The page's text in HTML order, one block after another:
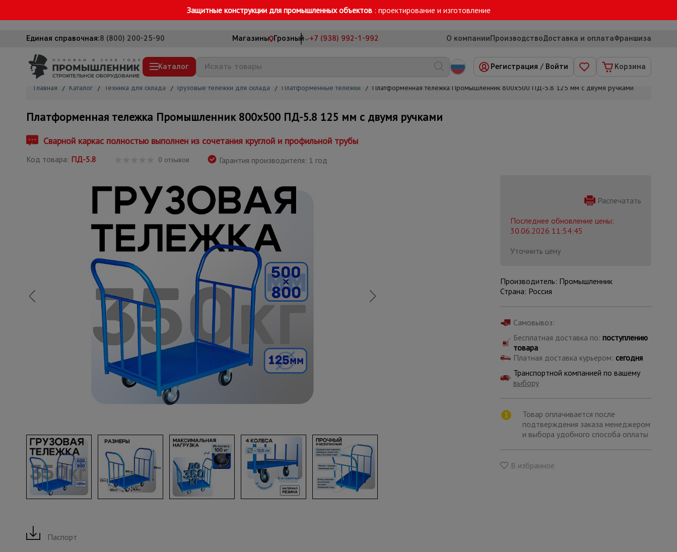
Защитные конструкции для промышленных объектов : проектирование и изготовление
Единая справочная:8 (800) 200-25-90 Магазины Грозный +7 (938) 992-1-992 О компанииПроизводствоДоставка и оплатаФраншиза
Каталог
Вышки-туры
Сетка, тенты, брезенты
Грузоподъемное оборудование
Мусоропровод строительный
Фанера ламинированная
Опалубка
Вибротехника для строительства
Оборудование для работы с арматурой
Оборудование для бетонных работ
Техника для склада
Тачки строительные и садовые
Лестницы и стремянки
Штукатурные комплекты
Сварочные аппараты
товаров
Регистрация / Войти Корзина
Главная / Каталог / Техника для склада / Грузовые тележки для склада / Платформенные тележки / Платформенная тележка Промышленник 800х500 ПД-5.8 125 мм с двумя ручками
Платформенная тележка Промышленник 800х500 ПД-5.8 125 мм с двумя ручками
Сварной каркас полностью выполнен из сочетания круглой и профильной трубы
Код товара: ПД-5.8 0 отзывов Гарантия производителя: 1 год
Распечатать
Последнее обновление цены:
30.06.2026 11:54:45
Уточнить цену
Производитель: Промышленник
Страна: Россия
Самовывоз:
Бесплатная доставка по: поступлению
товара
Платная доставка курьером: сегодня
Транспортной компанией по вашему
выбору
Товар оплачивается после
подтверждения заказа менеджером
и выбора удобного способа оплаты
В избранное
Паспорт